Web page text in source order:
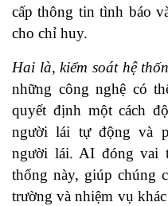
cấp thông tin tình báo
cho chỉ huy.
Hai là, kiểm soát hệ
những công nghệ có
quyết định một cách
người lái tự động và
người lái. AI đóng vai
thống này, giúp chúng
trường và nhiệm vụ